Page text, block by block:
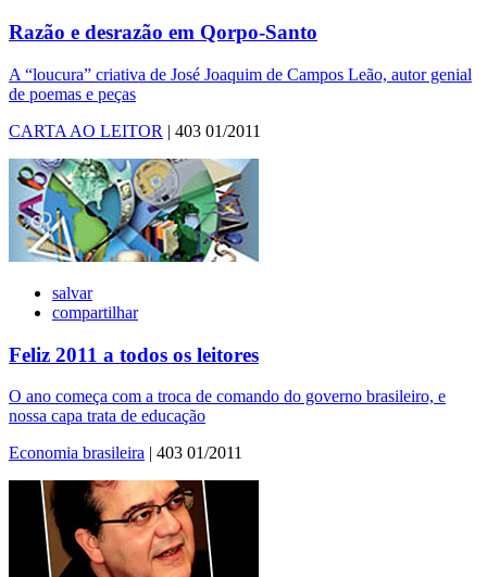
Razão e desrazão em Qorpo-Santo
A “loucura” criativa de José Joaquim de Campos Leão, autor genial
de poemas e peças
CARTA AO LEITOR | 403 01/2011
salvar
compartilhar
Feliz 2011 a todos os leitores
O ano começa com a troca de comando do governo brasileiro, e
nossa capa trata de educação
Economia brasileira | 403 01/2011